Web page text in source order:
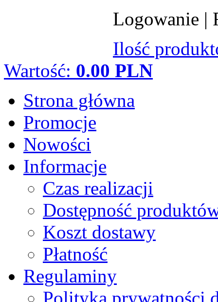
Logowanie |
Ilość
Wartość: 0.00 PLN
Strona główna
Promocje
Nowości
Informacje
Czas realizacji
Dostępność
Koszt dostawy
Płatność
Regulaminy